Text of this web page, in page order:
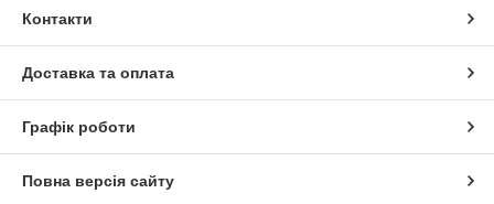
Контакти
Доставка та оплата
Графік роботи
Повна версія сайту